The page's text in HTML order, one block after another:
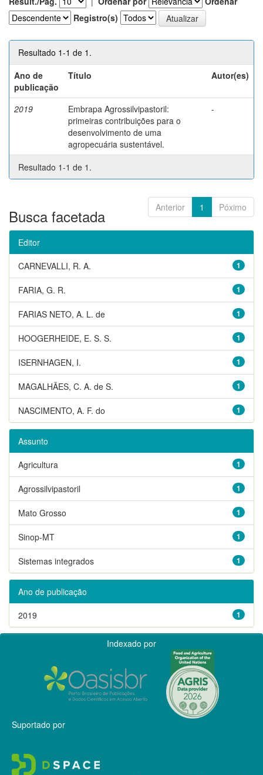
Registro(s)
Resultado 1-1 de 1.
Ano de
publicação
Título Autor(es)
2019
Embrapa Agrossilvipastoril:
primeiras contribuições para o
desenvolvimento de uma
agropecuária sustentável.
-
Resultado 1-1 de 1.
Anterior 1 Póximo
Busca facetada
Editor
1
CARNEVALLI, R. A.
1
FARIA, G. R.
1
FARIAS NETO, A. L. de
1
HOOGERHEIDE, E. S. S.
1
ISERNHAGEN, I.
1
MAGALHÃES, C. A. de S.
1
NASCIMENTO, A. F. do
Assunto
1
Agricultura
1
Agrossilvipastoril
1
Mato Grosso
1
Sinop-MT
1
Sistemas integrados
Ano de publicação
1
2019
Indexado por
Suportado por